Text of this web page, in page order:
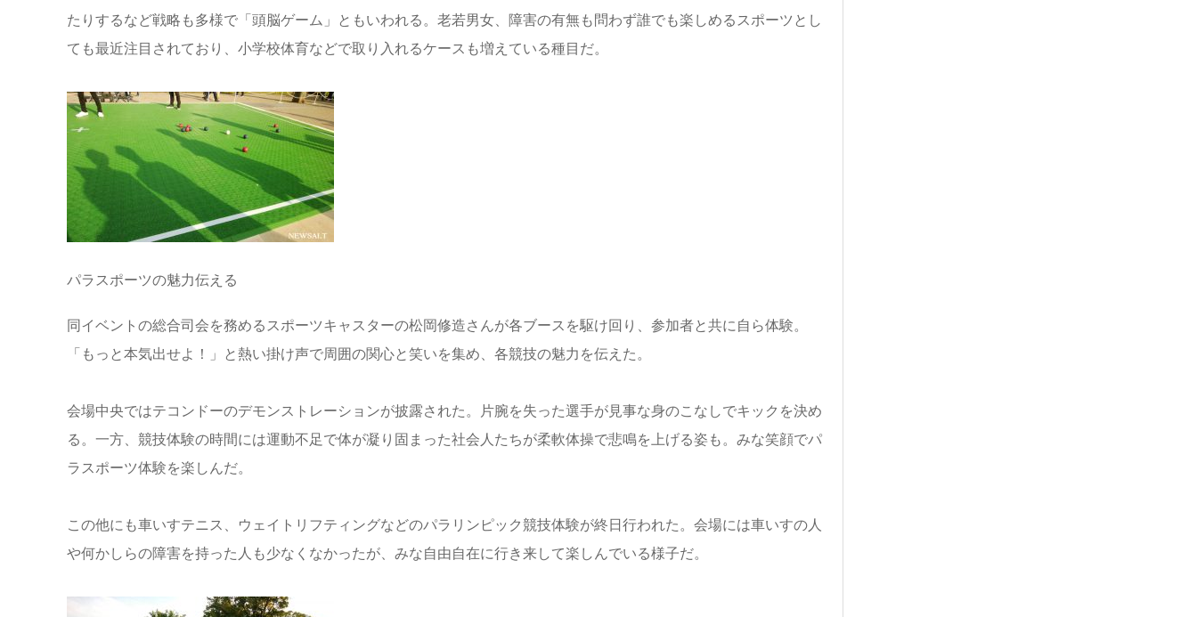
たりするなど戦略も多様で「頭脳ゲーム」ともいわれる。老若男女、障害の有無も問わず誰でも楽しめるスポーツとし
ても最近注目されており、小学校体育などで取り入れるケースも増えている種目だ。
パラスポーツの魅力伝える
同イベントの総合司会を務めるスポーツキャスターの松岡修造さんが各ブースを駆け回り、参加者と共に自ら体験。
「もっと本気出せよ！」と熱い掛け声で周囲の関心と笑いを集め、各競技の魅力を伝えた。
会場中央ではテコンドーのデモンストレーションが披露された。片腕を失った選手が見事な身のこなしでキックを決め
る。一方、競技体験の時間には運動不足で体が凝り固まった社会人たちが柔軟体操で悲鳴を上げる姿も。みな笑顔でパ
ラスポーツ体験を楽しんだ。
この他にも車いすテニス、ウェイトリフティングなどのパラリンピック競技体験が終日行われた。会場には車いすの人
や何かしらの障害を持った人も少なくなかったが、みな自由自在に行き来して楽しんでいる様子だ。